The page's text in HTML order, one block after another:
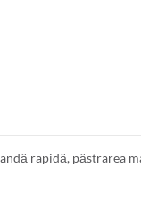
rapidă, păstrarea